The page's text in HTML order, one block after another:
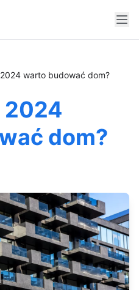
warto budować dom?
2024
dom?